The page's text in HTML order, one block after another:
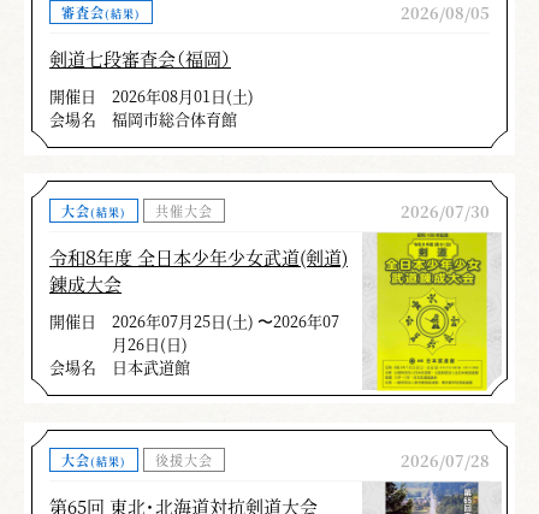
審査会(結果) 2026/08/05
剣道七段審査会（福岡）
開催日
2026年08月01日(土)
会場名
福岡市総合体育館
大会(結果) 共催大会 2026/07/30
令和８年度 全日本少年少女武道(剣道)
錬成大会
開催日
2026年07月25日(土) 〜2026年07
月26日(日)
会場名
日本武道館
大会(結果) 後援大会 2026/07/28
第65回 東北・北海道対抗剣道大会